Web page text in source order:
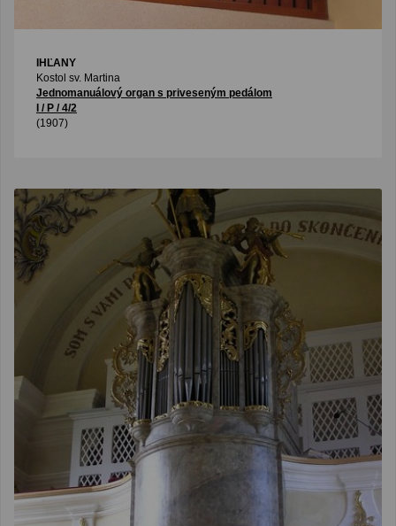
IHĽANY
Kostol sv. Martina
Jednomanuálový organ s priveseným pedálom
I / P / 4/2
(1907)